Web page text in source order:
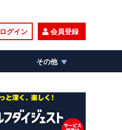
ログイン 会員登録
その他